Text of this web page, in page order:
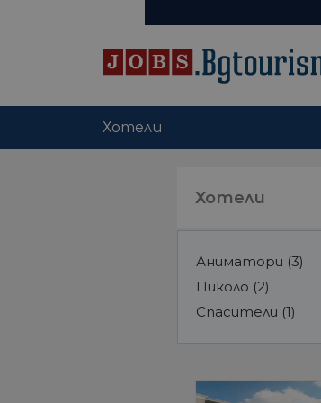
Хотели
Хотели
Аниматори (3)
Пиколо (2)
Спасители (1)